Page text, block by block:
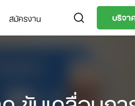
สมัครงาน บริจา